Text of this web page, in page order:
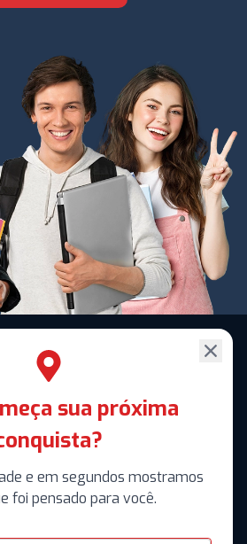
sua próxima
e em segundos mostramos
foi pensado para você.